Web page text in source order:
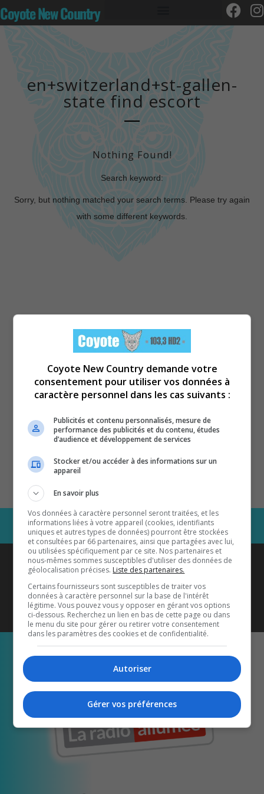
Coyote New Country
en+switzerland+st-gallen-
state find escort
Nothing Found!
Search keyword:
Sorry, but nothing matched your search terms. Please try again
with some different keywords.
Coyote New Countryest diffusé
également sur1033 HD2
Écoutez-nous aussi sur…
Coyote New Country demande votre
consentement pour utiliser vos données à
caractère personnel dans les cas suivants :
Publicités et contenu personnalisés, mesure de
performance des publicités et du contenu, études
d’audience et développement de services
Stocker et/ou accéder à des informations sur un
appareil
En savoir plus
Vos données à caractère personnel seront traitées, et les
informations liées à votre appareil (cookies, identifiants
uniques et autres types de données) pourront être stockées
et consultées par 66 partenaires, ainsi que partagées avec lui,
ou utilisées spécifiquement par ce site. Nos partenaires et
nous-mêmes sommes susceptibles d'utiliser des données de
géolocalisation précises. Liste des partenaires.
Certains fournisseurs sont susceptibles de traiter vos
données à caractère personnel sur la base de l'intérêt
légitime. Vous pouvez vous y opposer en gérant vos options
ci-dessous. Recherchez un lien en bas de cette page ou dans
le menu du site pour gérer ou retirer votre consentement
dans les paramètres des cookies et de confidentialité.
Autoriser
Gérer vos préférences